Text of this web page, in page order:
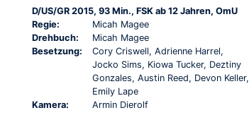
D/US/GR 2015, 93 Min., FSK ab 12 Jahren, OmU
Regie:
Micah Magee
Drehbuch:
Micah Magee
Besetzung:
Cory Criswell, Adrienne Harrel,
Jocko Sims, Kiowa Tucker, Deztiny
Gonzales, Austin Reed, Devon Keller,
Emily Lape
Kamera:
Armin Dierolf